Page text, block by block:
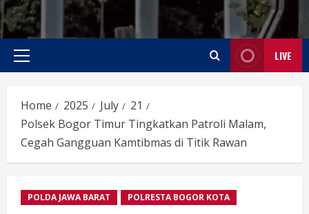
Primary
LIVE
Home 2025 July
21
Polsek Bogor Timur Tingkatkan Patroli Malam,
Cegah Gangguan Kamtibmas di Titik Rawan
POLDA JAWA BARAT POLRESTA BOGOR KOTA